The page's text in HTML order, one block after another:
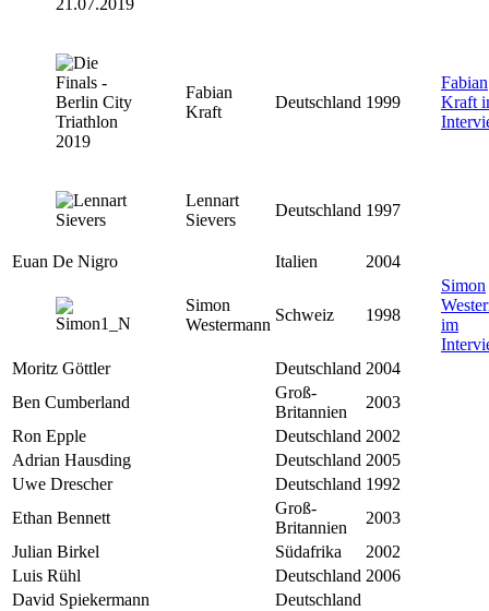
Fabian
Kraft
Deutschland 1999
Fabian
Kraft
Lennart
Sievers
Deutschland 1997
Euan De Nigro Italien 2004
Simon
Westermann
Schweiz 1998
Simon
im
Moritz Göttler
Deutschland 2004
Ben Cumberland
Groß-
Britannien
2003
Ron Epple
Deutschland 2002
Adrian Hausding
Deutschland 2005
Uwe Drescher
Deutschland 1992
Ethan Bennett
Groß-
Britannien
2003
Julian Birkel
Südafrika
2002
Luis Rühl
Deutschland 2006
David Spiekermann
Deutschland